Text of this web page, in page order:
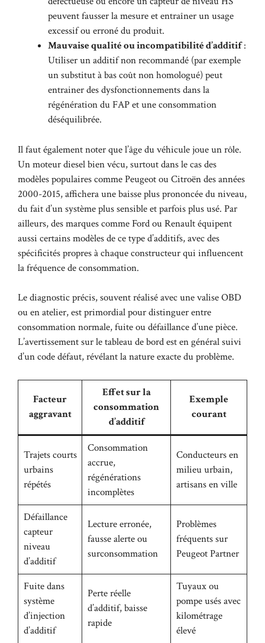
peuvent fausser la mesure et entraîner un usage
excessif ou erroné du produit.
Mauvaise qualité ou incompatibilité d’additif:
Utiliser un additif non recommandé (par exemple
un substitut à bas coût non homologué) peut
entrainer des dysfonctionnements dans la
régénération du FAP et une consommation
déséquilibrée.
Il faut également noter que l’âge du véhicule joue un rôle.
Un moteur diesel bien vécu, surtout dans le cas des
modèles populaires comme Peugeot ou Citroën des années
2000-2015, affichera une baisse plus prononcée du niveau,
du fait d’un système plus sensible et parfois plus usé. Par
ailleurs, des marques comme Ford ou Renault équipent
aussi certains modèles de ce type d’additifs, avec des
spécificités propres à chaque constructeur qui influencent
la fréquence de consommation.
Le diagnostic précis, souvent réalisé avec une valise OBD
ou en atelier, est primordial pour distinguer entre
consommation normale, fuite ou défaillance d’une pièce.
L’avertissement sur le tableau de bord est en général suivi
d’un code défaut, révélant la nature exacte du problème.
Facteur
aggravant
Effet sur la
consommation
d’additif
Exemple
courant
Trajets courts
urbains
répétés
Consommation
accrue,
régénérations
incomplètes
Conducteurs en
milieu urbain,
artisans en ville
Défaillance
capteur
niveau
d’additif
Lecture erronée,
fausse alerte ou
surconsommation
Problèmes
fréquents sur
Peugeot Partner
Fuite dans
système
d’injection
d’additif
Perte réelle
d’additif, baisse
rapide
Tuyaux ou
pompe usés avec
kilométrage
élevé